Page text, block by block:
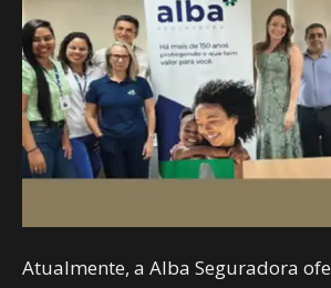
Atualmente, a Alba Seguradora